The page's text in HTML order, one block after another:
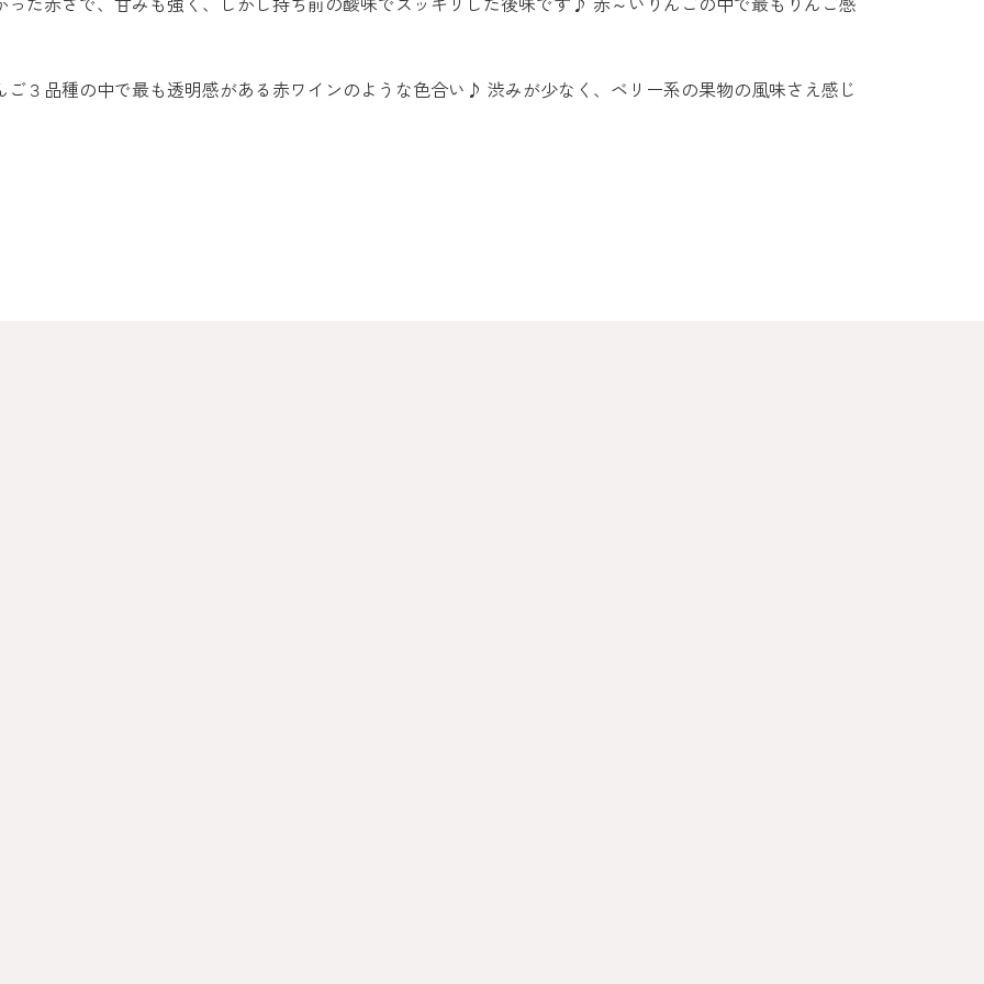
３品種の中で最も透明感がある赤ワインのような色合い♪ 渋みが少なく、ベリー系の果物の風味さえ感じ